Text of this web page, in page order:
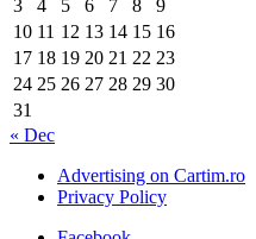
3
4 5 6 7 8
9
10 11 12 13 14 15 16
17 18 19 20 21 22 23
24 25 26 27 28 29 30
31
« Dec
Advertising on Cartim.ro
Privacy Policy